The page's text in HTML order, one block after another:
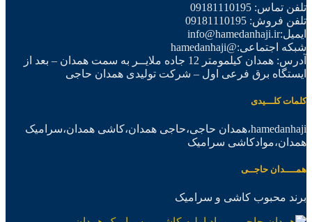
تلفن تماس: 09181110195
تلفن فروش: 09181110195
ایمیل:info@hamedanhaji.ir
شبکه اجتماعی:@hamedanhaji
آدرس: همدان کیلمومتر 12 جاده ملایــر به سمت همدان – بعد از
ایستگاه برق فرعی اول – شرکت تولیدی همدان حاجی
کلمات کلـــیدی
hamedanhaji،همدان حاجی،حاجی همدان،کاشی همدان،سرامیک
همدان،موادکاشی سرامیک
همــــدان حاجــی
برند محبوب کاشی و سرامیک